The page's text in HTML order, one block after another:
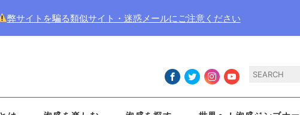
弊サイトを騙る類似サイト・迷惑メールにご注意ください